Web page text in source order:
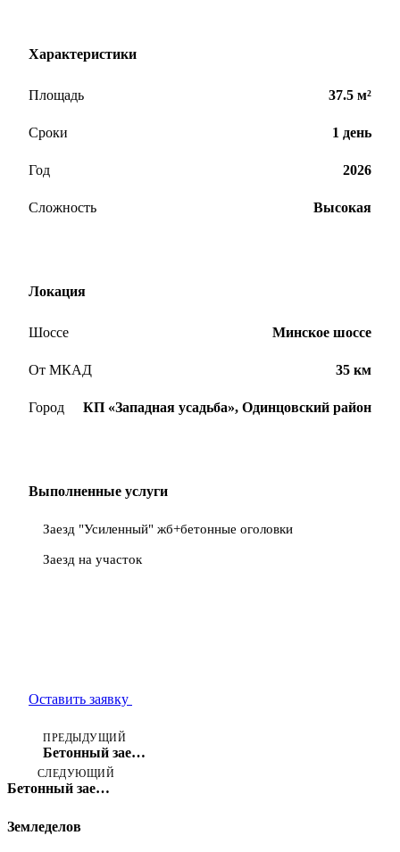
Характеристики
Площадь 37.5 м²
Сроки 1 день
Год 2026
Сложность Высокая
Локация
Шоссе Минское шоссе
От МКАД 35 км
Город КП «Западная усадьба», Одинцовский район
Выполненные услуги
Заезд "Усиленный" жб+бетонные оголовки
Заезд на участок
Оставить заявку
ПРЕДЫДУЩИЙ
Бетонный заезд и площадка из щебня в Новопетровском (Истринский район)
СЛЕДУЮЩИЙ
Бетонный заезд на участок 7×3 м в Останкино-2, Дмитровский район
Земледелов